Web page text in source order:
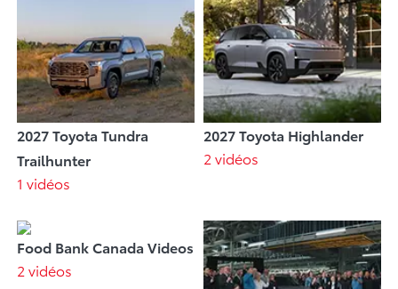
2027 Toyota Tundra
Trailhunter
1 vidéos
2027 Toyota Highlander
2 vidéos
Food Bank Canada Videos
2 vidéos